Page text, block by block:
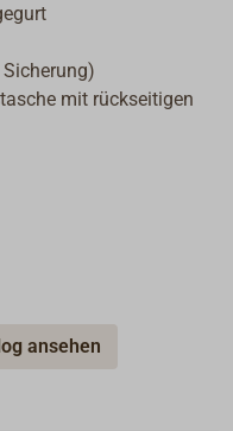
mit rückseitigen
ansehen